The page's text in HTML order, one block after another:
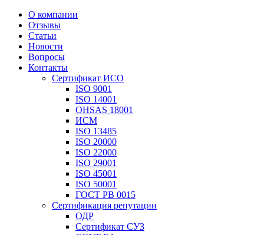
О компании
Отзывы
Статьи
Новости
Вопросы
Контакты
Сертификат ИСО
ISO 9001
ISO 14001
OHSAS 18001
ИСМ
ISO 13485
ISO 20000
ISO 22000
ISO 29001
ISO 45001
ISO 50001
ГОСТ РВ 0015
Сертификация репутации
ОДР
Сертификат СУЗ